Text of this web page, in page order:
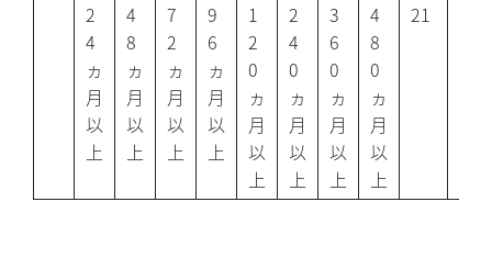
2
4
ヵ
月
以
上
4
8
ヵ
月
以
上
7
2
ヵ
月
以
上
9
6
ヵ
月
以
上
1
2
0
ヵ
月
以
上
2
4
0
ヵ
月
以
上
3
6
0
ヵ
月
以
上
4
8
0
ヵ
月
以
上
21